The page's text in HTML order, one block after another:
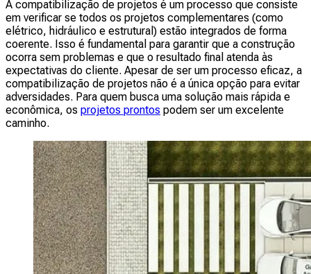
A compatibilização de projetos é um processo que consiste
em verificar se todos os projetos complementares (como
elétrico, hidráulico e estrutural) estão integrados de forma
coerente. Isso é fundamental para garantir que a construção
ocorra sem problemas e que o resultado final atenda às
expectativas do cliente. Apesar de ser um processo eficaz, a
compatibilização de projetos não é a única opção para evitar
adversidades. Para quem busca uma solução mais rápida e
econômica, os projetos prontos podem ser um excelente
caminho.